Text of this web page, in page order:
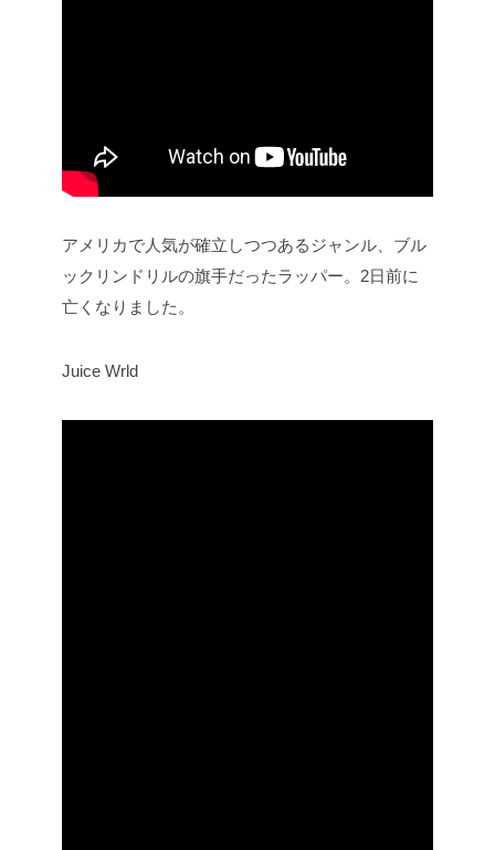
アメリカで人気が確立しつつあるジャンル、ブル
ックリンドリルの旗手だったラッパー。2日前に
亡くなりました。
Juice Wrld